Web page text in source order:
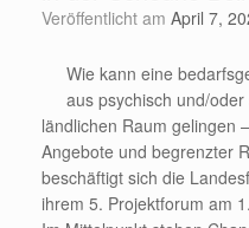
Veröffentlicht am April 7,
Wie kann eine
aus psychisch und/
ländlichen Raum gelingen
Angebote und begrenzter
beschäftigt sich die
ihrem 5. Projektforum am